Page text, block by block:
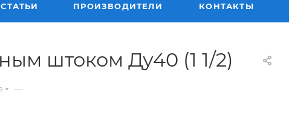
СТАТЬИ ПРОИЗВОДИТЕЛИ КОНТАКТЫ
штоком Ду40 (1 1/2)
—